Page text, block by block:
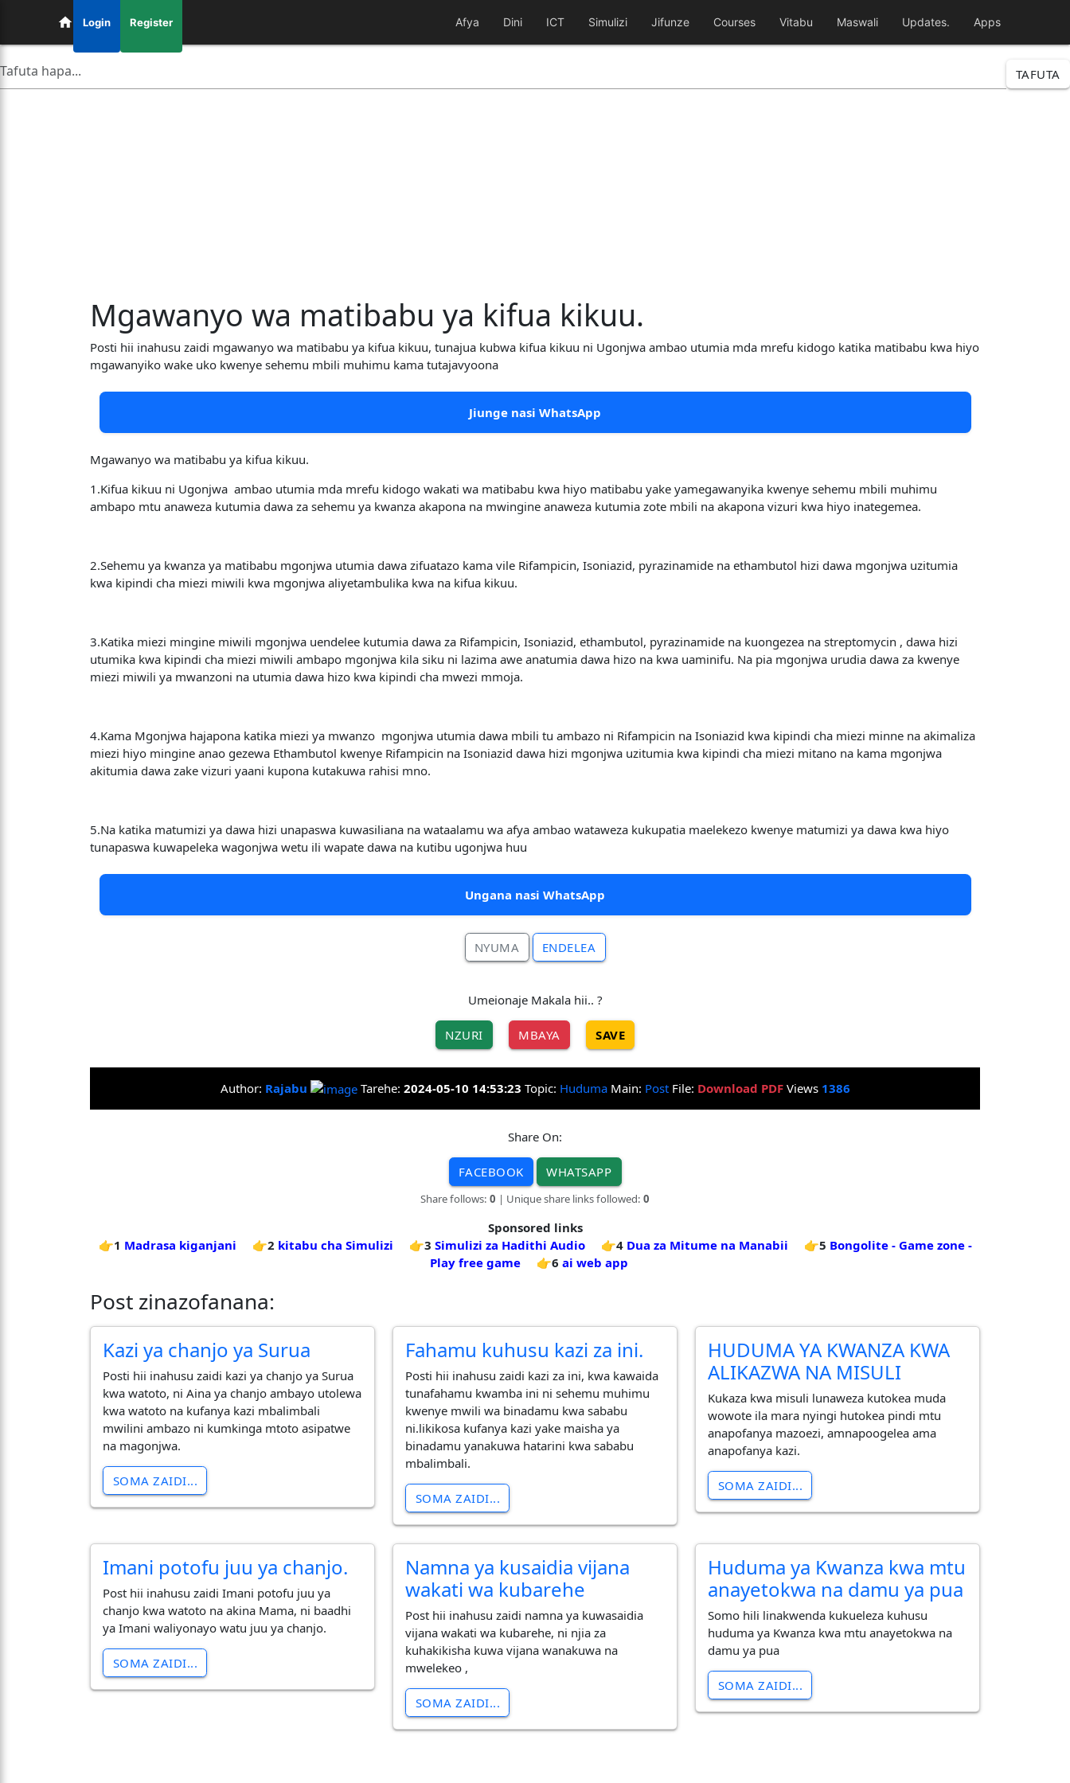
Login Register Afya Dini ICT Simulizi Jifunze Courses Vitabu Maswali Updates. Apps
TAFUTA
Mgawanyo wa matibabu ya kifua kikuu.
Posti hii inahusu zaidi mgawanyo wa matibabu ya kifua kikuu, tunajua kubwa kifua kikuu ni Ugonjwa ambao utumia mda mrefu kidogo katika matibabu kwa hiyo
mgawanyiko wake uko kwenye sehemu mbili muhimu kama tutajavyoona
Jiunge nasi WhatsApp
Mgawanyo wa matibabu ya kifua kikuu.
1.Kifua kikuu ni Ugonjwa ambao utumia mda mrefu kidogo wakati wa matibabu kwa hiyo matibabu yake yamegawanyika kwenye sehemu mbili muhimu
ambapo mtu anaweza kutumia dawa za sehemu ya kwanza akapona na mwingine anaweza kutumia zote mbili na akapona vizuri kwa hiyo inategemea.
2.Sehemu ya kwanza ya matibabu mgonjwa utumia dawa zifuatazo kama vile Rifampicin, Isoniazid, pyrazinamide na ethambutol hizi dawa mgonjwa uzitumia
kwa kipindi cha miezi miwili kwa mgonjwa aliyetambulika kwa na kifua kikuu.
3.Katika miezi mingine miwili mgonjwa uendelee kutumia dawa za Rifampicin, Isoniazid, ethambutol, pyrazinamide na kuongezea na streptomycin , dawa hizi
utumika kwa kipindi cha miezi miwili ambapo mgonjwa kila siku ni lazima awe anatumia dawa hizo na kwa uaminifu. Na pia mgonjwa urudia dawa za kwenye
miezi miwili ya mwanzoni na utumia dawa hizo kwa kipindi cha mwezi mmoja.
4.Kama Mgonjwa hajapona katika miezi ya mwanzo mgonjwa utumia dawa mbili tu ambazo ni Rifampicin na Isoniazid kwa kipindi cha miezi minne na akimaliza
miezi hiyo mingine anao gezewa Ethambutol kwenye Rifampicin na Isoniazid dawa hizi mgonjwa uzitumia kwa kipindi cha miezi mitano na kama mgonjwa
akitumia dawa zake vizuri yaani kupona kutakuwa rahisi mno.
5.Na katika matumizi ya dawa hizi unapaswa kuwasiliana na wataalamu wa afya ambao wataweza kukupatia maelekezo kwenye matumizi ya dawa kwa hiyo
tunapaswa kuwapeleka wagonjwa wetu ili wapate dawa na kutibu ugonjwa huu
Ungana nasi WhatsApp
NYUMA ENDELEA
Umeionaje Makala hii.. ?
NZURI MBAYA SAVE
Author: Rajabu Tarehe: 2024-05-10 14:53:23 Topic: HudumaMain: PostFile: Download PDFViews 1386
Share On:
FACEBOOK WHATSAPP
Share follows: 0 | Unique share links followed: 0
Sponsored links
👉1 Madrasa kiganjani 👉2 kitabu cha Simulizi 👉3 Simulizi za Hadithi Audio 👉4 Dua za Mitume na Manabii 👉5 Bongolite - Game zone -
Play free game
👉6 ai web app
Post zinazofanana:
Kazi ya chanjo ya Surua
Posti hii inahusu zaidi kazi ya chanjo ya Surua
kwa watoto, ni Aina ya chanjo ambayo utolewa
kwa watoto na kufanya kazi mbalimbali
mwilini ambazo ni kumkinga mtoto asipatwe
na magonjwa.
SOMA ZAIDI...
Fahamu kuhusu kazi za ini.
Posti hii inahusu zaidi kazi za ini, kwa kawaida
tunafahamu kwamba ini ni sehemu muhimu
kwenye mwili wa binadamu kwa sababu
ni.likikosa kufanya kazi yake maisha ya
binadamu yanakuwa hatarini kwa sababu
mbalimbali.
SOMA ZAIDI...
HUDUMA YA KWANZA KWA
ALIKAZWA NA MISULI
Kukaza kwa misuli lunaweza kutokea muda
wowote ila mara nyingi hutokea pindi mtu
anapofanya mazoezi, amnapoogelea ama
anapofanya kazi.
SOMA ZAIDI...
Imani potofu juu ya chanjo.
Post hii inahusu zaidi Imani potofu juu ya
chanjo kwa watoto na akina Mama, ni baadhi
ya Imani waliyonayo watu juu ya chanjo.
SOMA ZAIDI...
Namna ya kusaidia vijana
wakati wa kubarehe
Post hii inahusu zaidi namna ya kuwasaidia
vijana wakati wa kubarehe, ni njia za
kuhakikisha kuwa vijana wanakuwa na
mwelekeo ,
SOMA ZAIDI...
Huduma ya Kwanza kwa mtu
anayetokwa na damu ya pua
Somo hili linakwenda kukueleza kuhusu
huduma ya Kwanza kwa mtu anayetokwa na
damu ya pua
SOMA ZAIDI...